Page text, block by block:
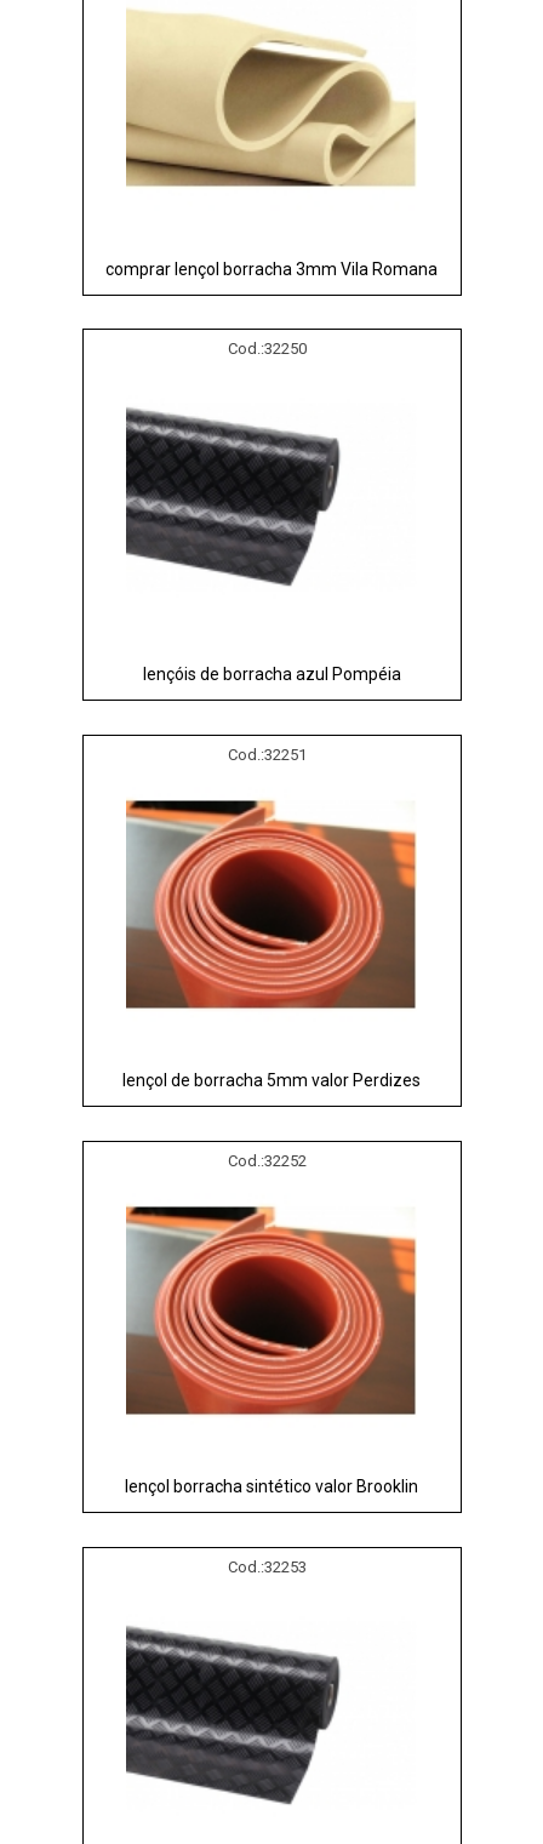
comprar lençol borracha 3mm Vila Romana
Cod.:32250
lençóis de borracha azul Pompéia
Cod.:32251
lençol de borracha 5mm valor Perdizes
Cod.:32252
lençol borracha sintético valor Brooklin
Cod.:32253